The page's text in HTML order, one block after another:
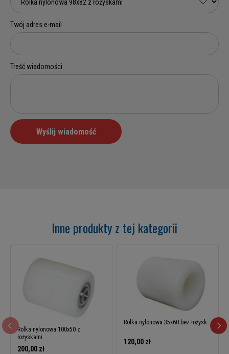
Inne produkty z tej kategorii
Rolka nylonowa 100x50 z
łożyskami
200,00 zł
Rolka nylonowa 35x60 bez łożysk
120,00 zł